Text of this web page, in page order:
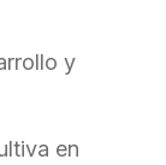
y
en